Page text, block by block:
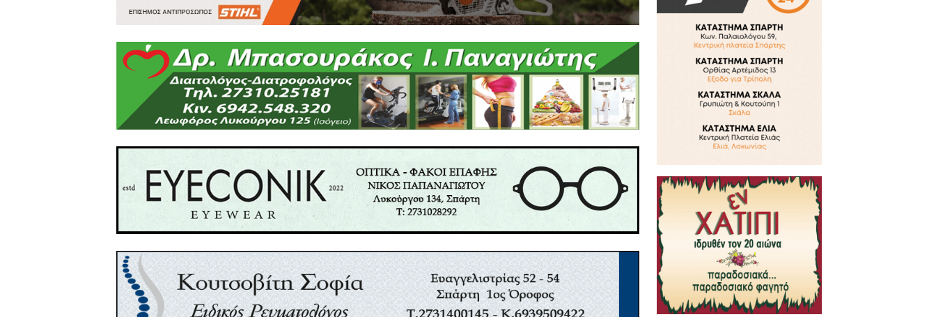
Κυριακή 10/10/2021 - έναρξη 10.00»